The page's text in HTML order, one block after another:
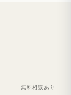
無料相談あり